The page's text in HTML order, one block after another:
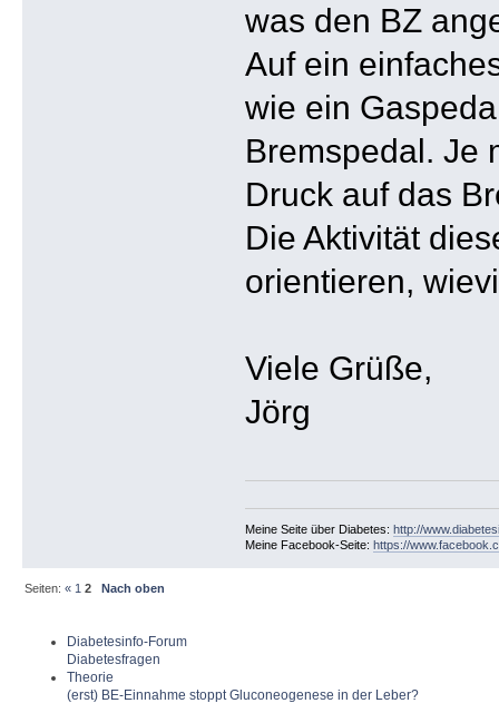
was den BZ
Auf ein
wie ein
Bremspedal. Je
Druck auf das
Die Aktivität
orientieren,
Viele Grüße,
Jörg
Meine Seite über Diabetes: http://
Meine Facebook-Seite: https://
Seiten:« 1 2 Nach oben
Diabetesinfo-Forum
Diabetesfragen
Theorie
(erst) BE-Einnahme stoppt Gluconeogenese in der Leber?